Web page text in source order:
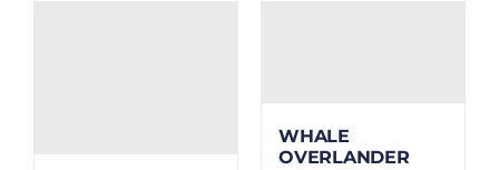
WHALE
OVERLANDER